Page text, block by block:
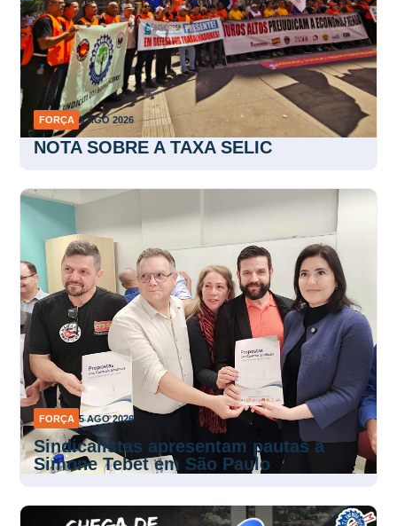
FORÇA 5 AGO 2026
NOTA SOBRE A TAXA SELIC
FORÇA 5 AGO 2026
Sindicalistas apresentam pautas a
Simone Tebet em São Paulo